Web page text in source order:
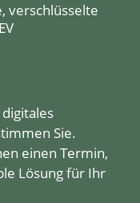
verschlüsselte
Sie.
einen Termin,
Lösung für Ihr